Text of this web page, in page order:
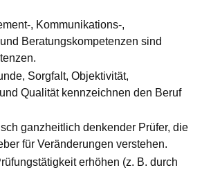
, Kommunikations-,
Be­ra­tungs­kompetenzen sind
Sorgfalt, Objektivität,
Qua­li­tät kennzeichnen den Beruf
ganzheitlich denkender Prüfer, die
für Veränderungen verstehen.
erhöhen (z. B. durch